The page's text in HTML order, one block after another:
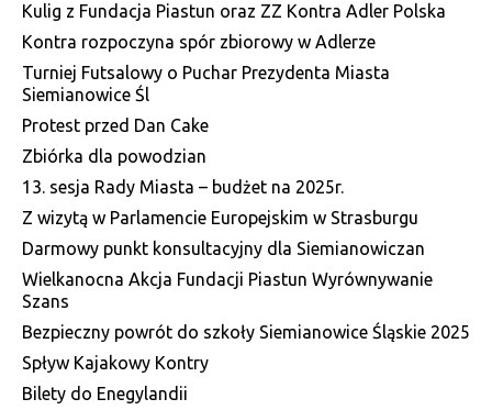
Kulig z Fundacja Piastun oraz ZZ Kontra Adler Polska
Kontra rozpoczyna spór zbiorowy w Adlerze
Turniej Futsalowy o Puchar Prezydenta Miasta
Siemianowice Śl
Protest przed Dan Cake
Zbiórka dla powodzian
13. sesja Rady Miasta – budżet na 2025r.
Z wizytą w Parlamencie Europejskim w Strasburgu
Darmowy punkt konsultacyjny dla Siemianowiczan
Wielkanocna Akcja Fundacji Piastun Wyrównywanie
Szans
Bezpieczny powrót do szkoły Siemianowice Śląskie 2025
Spływ Kajakowy Kontry
Bilety do Enegylandii